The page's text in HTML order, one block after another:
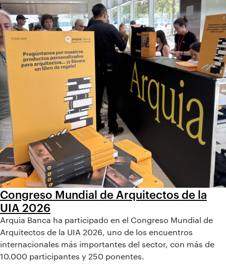
Congreso Mundial de Arquitectos de la
UIA 2026
Arquia Banca ha participado en el Congreso Mundial de
Arquitectos de la UIA 2026, uno de los encuentros
internacionales más importantes del sector, con más de
10.000 participantes y 250 ponentes.